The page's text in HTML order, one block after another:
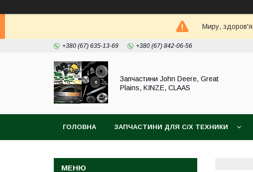
Миру, здоров'я
+380 (67) 635-13-69 +380 (67) 842-06-56
Запчастини John Deere, Great
Plains, KINZE, CLAAS
ГОЛОВНА ЗАПЧАСТИНИ ДЛЯ С/Х ТЕХНИКИ